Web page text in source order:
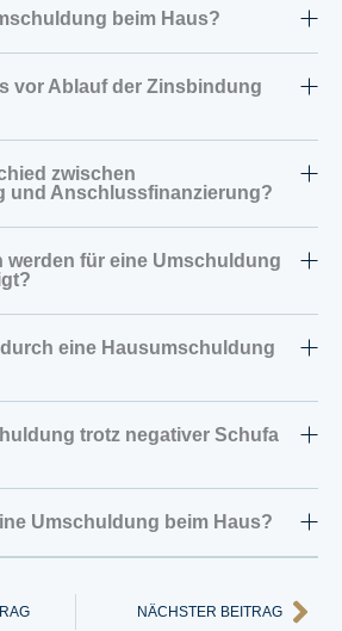
beim Haus?
vor Ablauf der Zinsbindung
zwischen
und Anschlussfinanzierung?
werden für eine Umschuldung
eine Hausumschuldung
trotz negativer Schufa
Umschuldung beim Haus?
NÄCHSTER BEITRAG